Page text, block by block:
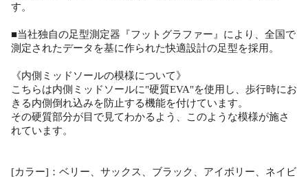
す。
■当社独自の足型測定器『フットグラファー』により、全国で
測定されたデータを基に作られた快適設計の足型を採用。
《内側ミッドソールの模様について》
こちらは内側ミッドソールに"硬質EVA"を使用し、歩行時にお
きる内側倒れ込みを防止する機能を付けています。
その硬質部分が目で見てわかるよう、このような模様が施さ
れています。
[カラー]：ベリー、サックス、ブラック、アイボリー、ネイビ